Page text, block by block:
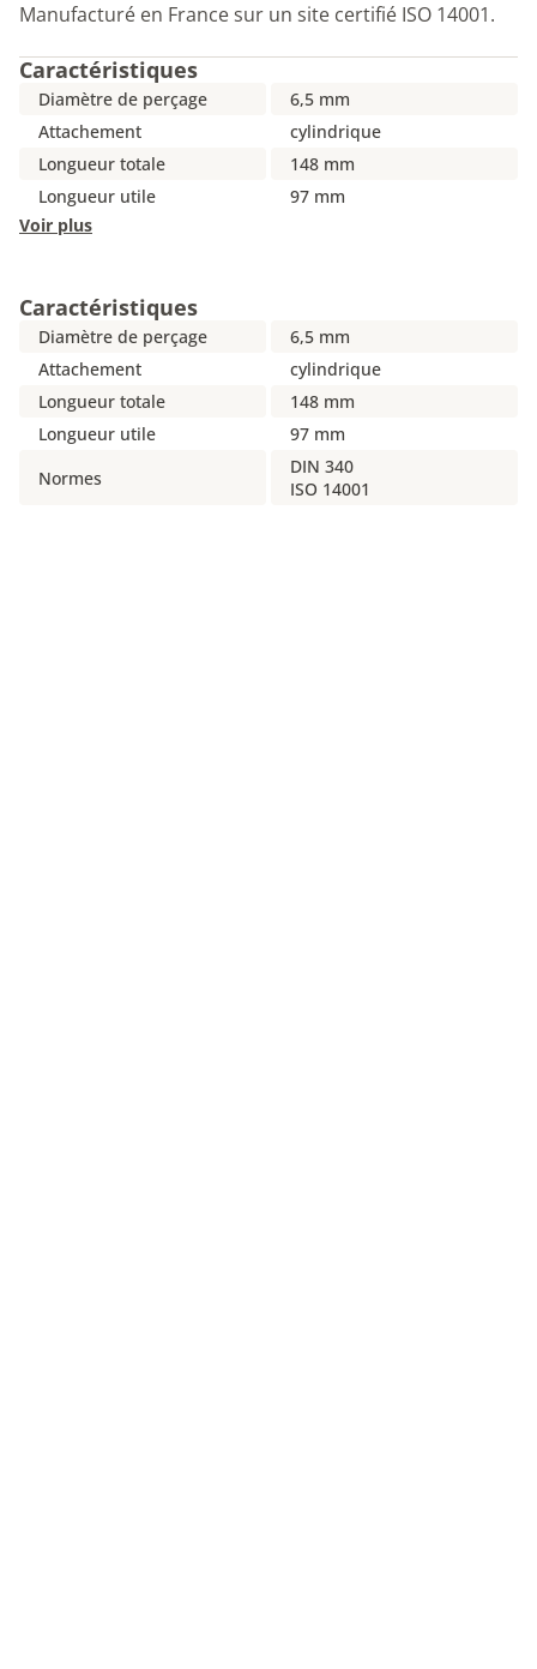
Manufacturé en France sur un site certifié ISO 14001.
Caractéristiques
Diamètre de perçage
6,5 mm
Attachement
cylindrique
Longueur totale
148 mm
Longueur utile
97 mm
Voir plus
Caractéristiques
Diamètre de perçage
6,5 mm
Attachement
cylindrique
Longueur totale
148 mm
Longueur utile
97 mm
Normes
DIN 340
ISO 14001